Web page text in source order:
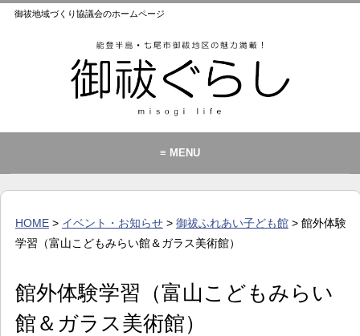
御祓地域づくり協議会のホームページ
≡ MENU
イベント・お知らせ
暮らし
歴史・文化・景観
HOME> イベント・お知らせ> 御祓ふれあい子ども館> 館外体験
学習（富山こどもみらい館＆ガラス美術館）
館外体験学習（富山こどもみらい
館＆ガラス美術館）